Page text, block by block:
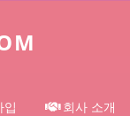
입 회사 소개